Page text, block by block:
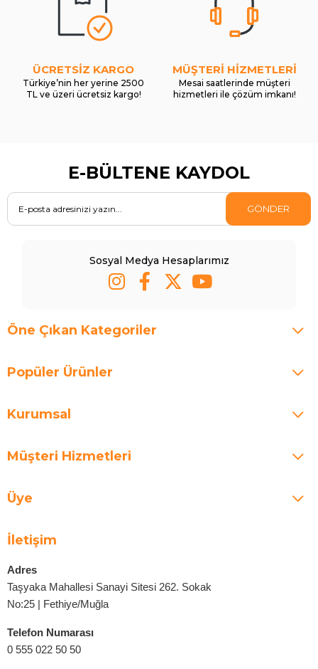
ÜCRETSİZ KARGO
Türkiye’nin her yerine 2500
TL ve üzeri ücretsiz kargo!
MÜŞTERİ HİZMETLERİ
Mesai saatlerinde müşteri
hizmetleri ile çözüm imkanı!
E-BÜLTENE KAYDOL
GÖNDER
Sosyal Medya Hesaplarımız
Öne Çıkan Kategoriler
Popüler Ürünler
Kurumsal
Müşteri Hizmetleri
Üye
İletişim
Adres
Taşyaka Mahallesi Sanayi Sitesi 262. Sokak
No:25 | Fethiye/Muğla
Telefon Numarası
0 555 022 50 50